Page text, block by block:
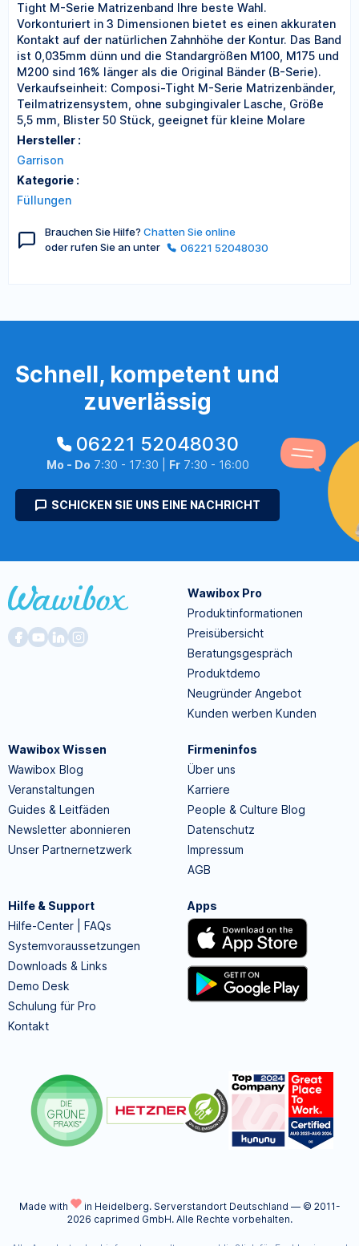
Tight M-Serie Matrizenband Ihre beste Wahl.
Vorkonturiert in 3 Dimensionen bietet es einen akkuraten
Kontakt auf der natürlichen Zahnhöhe der Kontur. Das Band
ist 0,035mm dünn und die Standargrößen M100, M175 und
M200 sind 16% länger als die Original Bänder (B-Serie).
Verkaufseinheit: Composi-Tight M-Serie Matrizenbänder,
Teilmatrizensystem, ohne subgingivaler Lasche, Größe
5,5 mm, Blister 50 Stück, geeignet für kleine Molare
Hersteller :
Garrison
Kategorie :
Füllungen
Brauchen Sie Hilfe? Chatten Sie online
oder rufen Sie an unter
06221 52048030
Schnell, kompetent und
zuverlässig
06221 52048030
Mo - Do 7:30 - 17:30 | Fr7:30 - 16:00
SCHICKEN SIE UNS EINE NACHRICHT
Wawibox Pro
Produktinformationen
Preisübersicht
Beratungsgespräch
Produktdemo
Neugründer Angebot
Kunden werben Kunden
Wawibox Wissen
Wawibox Blog
Veranstaltungen
Guides & Leitfäden
Newsletter abonnieren
Unser Partnernetzwerk
Firmeninfos
Über uns
Karriere
People & Culture Blog
Datenschutz
Impressum
AGB
Hilfe & Support
Hilfe-Center | FAQs
Systemvoraussetzungen
Downloads & Links
Demo Desk
Schulung für Pro
Kontakt
Apps
Made with in Heidelberg. Serverstandort Deutschland — © 2011-
2026 caprimed GmbH. Alle Rechte vorbehalten.